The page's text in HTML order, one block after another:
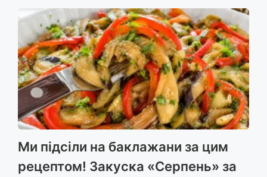
Ми підсіли на баклажани за цим
рецептом! Закуска «Серпень» за